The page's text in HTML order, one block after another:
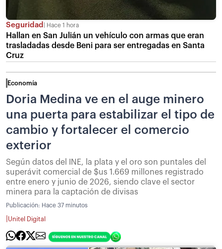
Seguridad Hace 1 hora
Hallan en San Julián un vehículo con armas que eran
trasladadas desde Beni para ser entregadas en Santa
Cruz
Economía
Doria Medina ve en el auge minero
una puerta para estabilizar el tipo de
cambio y fortalecer el comercio
exterior
Según datos del INE, la plata y el oro son puntales del
superávit comercial de $us 1.669 millones registrado
entre enero y junio de 2026, siendo clave el sector
minera para la captación de divisas
Publicación: Hace 37 minutos
Unitel Digital